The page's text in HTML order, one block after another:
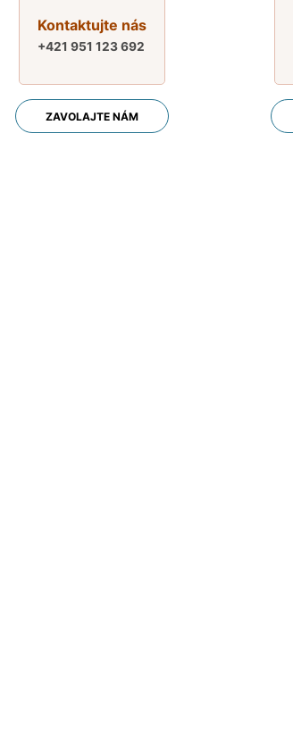
Kontaktujte nás
+421 951 123 692
ZAVOLAJTE NÁM